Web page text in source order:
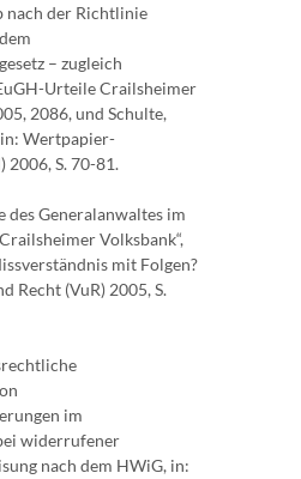
der Richtlinie
– zugleich
Urteile Crailsheimer
2086, und Schulte,
Wertpapier-
S. 70-81.
des Generalanwaltes im
Volksbank“,
mit Folgen?
Recht (VuR) 2005, S.
im
widerrufener
nach dem HWiG, in: